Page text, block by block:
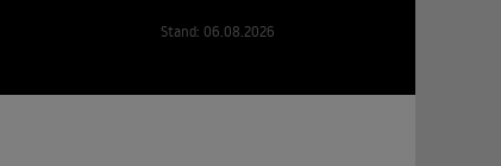
Stand: 06.08.2026